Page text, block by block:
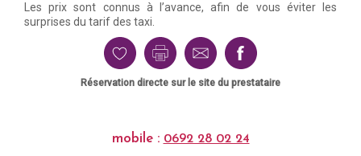
Les prix sont connus à l’avance, afin de vous éviter les
surprises du tarif des taxi.
Réservation directe sur le site du prestataire
mobile : 0692 28 02 24